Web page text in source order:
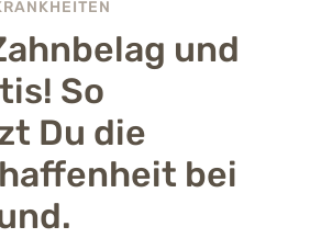
und
So
Du die
bei